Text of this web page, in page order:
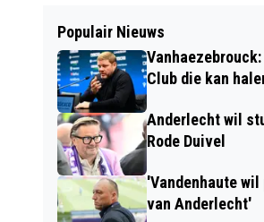
Populair Nieuws
Club die kan
Anderlecht wil
Rode Duivel
'Vandenhaute
van Anderlecht'